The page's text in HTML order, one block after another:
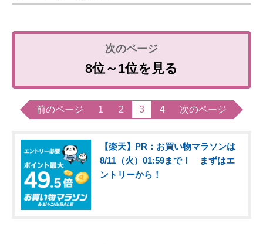
8位～1位を見る
前のページ 1 2 3 4 次のページ
【楽天】PR：お買い物マラソンは
8/11（火）01:59まで！ まずはエ
ントリーから！